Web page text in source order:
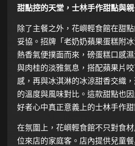
甜點控的天堂，士林手作甜點與
除了主餐之外，花嶼輕食館在甜
妥協。招牌「老奶奶蘋果蛋糕附
熱香氣便撲面而來，磅蛋糕口感
與肉桂的淡雅氣息，搭配蘋果片
感，再與冰淇淋的冰涼甜香交織
的溫度與風味對比。這款甜點也
好者心中真正意義上的士林手作甜
在氛圍上，花嶼輕食館不只對食
位來店的家庭客。店內提供兒童